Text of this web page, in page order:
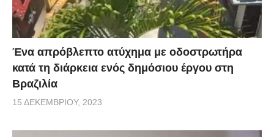
Ένα απρόβλεπτο ατύχημα με οδοστρωτήρα
κατά τη διάρκεια ενός δημόσιου έργου στη
Βραζιλία
15 ΔΕΚΕΜΒΡΊΟΥ, 2023